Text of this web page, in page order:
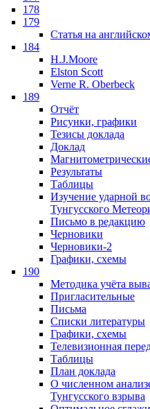
178
179
Статья на
184
H.J.Moore
Elston Scott
Verne R. Oberbeck
189
Отчёт
Рисунки, графики
Тезисы доклада
Доклад
Результаты
Таблицы
Изучение ударной
Тунгусского
Письмо в редакцию
Черновики
Черновики-2
Графики, схемы
190
Методика учёта
Пригласительные
Письма
Списки литературы
Графики, схемы
Телевизионная
Таблицы
План доклада
О численном
Тунгусского взрыва